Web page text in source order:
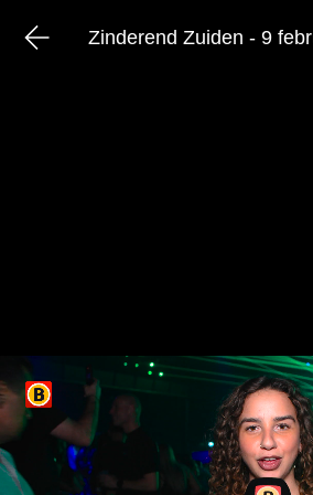
Zinderend Zuiden - 9